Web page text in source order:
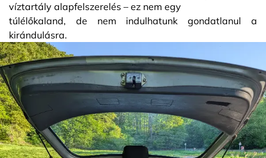
víztartály alapfelszerelés – ez nem egy
túlélőkaland, de nem indulhatunk gondatlanul a
kirándulásra.